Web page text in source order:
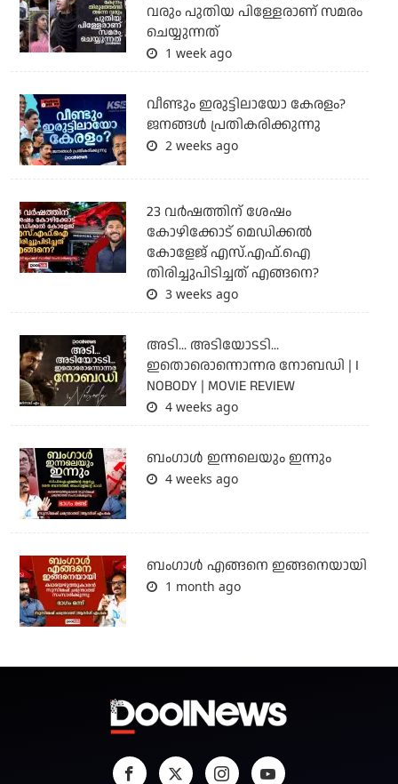
വരും പുതിയ പിള്ളേരാണ് സമരം
ചെയ്യുന്നത്
1 week ago
വീണ്ടും ഇരുട്ടിലായോ കേരളം?
ജനങ്ങൾ പ്രതികരിക്കുന്നു
2 weeks ago
23 വർഷത്തിന് ശേഷം
കോഴിക്കോട് മെഡിക്കൽ
കോളേജ് എസ്.എഫ്.ഐ
തിരിച്ചുപിടിച്ചത് എങ്ങനെ?
3 weeks ago
അടി... അടിയോടടി...
ഇതൊരൊന്നൊന്നര നോബഡി | I
NOBODY | MOVIE REVIEW
4 weeks ago
ബംഗാള്‍ ഇന്നലെയും ഇന്നും
4 weeks ago
ബം​ഗാൾ എങ്ങനെ ഇങ്ങനെയായി
1 month ago